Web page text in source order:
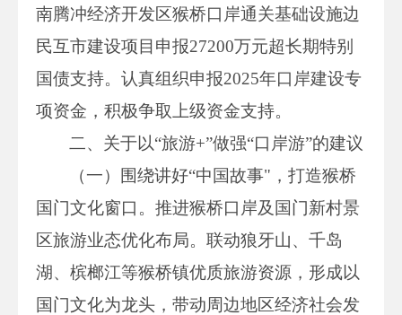
南腾冲经济开发区猴桥口岸通关基础设施边
民互市建设项目申报27200万元超长期特别
国债支持。认真组织申报2025年口岸建设专
项资金，积极争取上级资金支持。
二、关于以“旅游+”做强“口岸游”的建议
（一）围绕讲好“中国故事"，打造猴桥
国门文化窗口。推进猴桥口岸及国门新村景
区旅游业态优化布局。联动狼牙山、千岛
湖、槟榔江等猴桥镇优质旅游资源，形成以
国门文化为龙头，带动周边地区经济社会发